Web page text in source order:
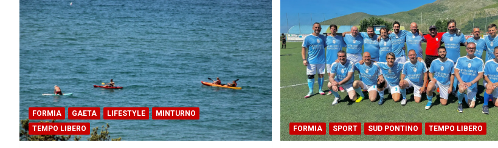
FORMIA GAETA LIFESTYLE
MINTURNO
TEMPO LIBERO
FORMIA SPORT SUD PONTINO TEMPO LIBERO